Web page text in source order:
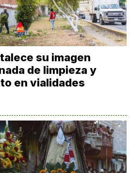
su imagen
de limpieza y
en vialidades